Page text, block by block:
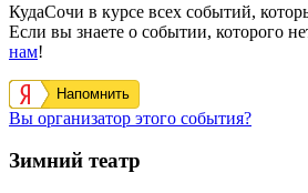
КудаСочи в курсе всех событий,
Если вы знаете о событии, которого
нам!
Напомнить
Вы организатор этого события?
Зимний театр